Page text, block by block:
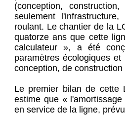
(conception,
seulement
roulant. Le chantier de la
quatorze ans que cette
calculateur », a été
paramètres écologiques
conception, de
Le premier bilan de cette
estime que «
en service de la ligne,